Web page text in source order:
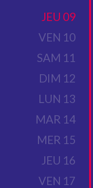
JEU 09
VEN 10
SAM 11
DIM 12
LUN 13
MAR 14
MER 15
JEU 16
VEN 17